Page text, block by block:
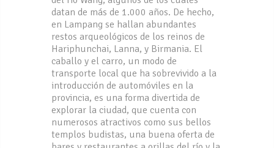
datan de más de 1.000 años. De hecho,
en Lampang se hallan abundantes
restos arqueológicos de los reinos de
Hariphunchai, Lanna, y Birmania. El
caballo y el carro, un modo de
transporte local que ha sobrevivido a la
introducción de automóviles en la
provincia, es una forma divertida de
explorar la ciudad, que cuenta con
numerosos atractivos como sus bellos
templos budistas, una buena oferta de